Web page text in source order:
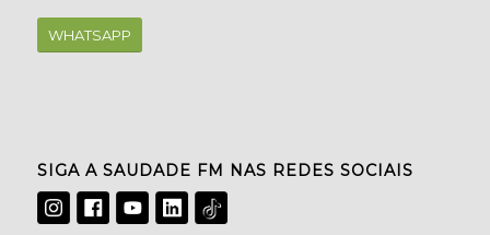
WHATSAPP
SIGA A SAUDADE FM NAS REDES SOCIAIS